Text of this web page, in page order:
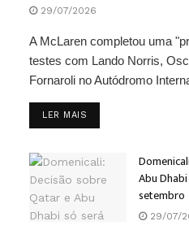
29/07/2026
A McLaren completou uma
testes com Lando Norris,
Fornaroli no Autódromo
LER MAIS
Abu
setembro
29/07/